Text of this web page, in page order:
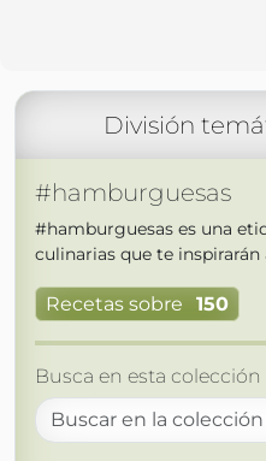
División
#hamburguesas
#hamburguesas es una
culinarias que te inspirarán
Recetas sobre 150
Busca en esta colección